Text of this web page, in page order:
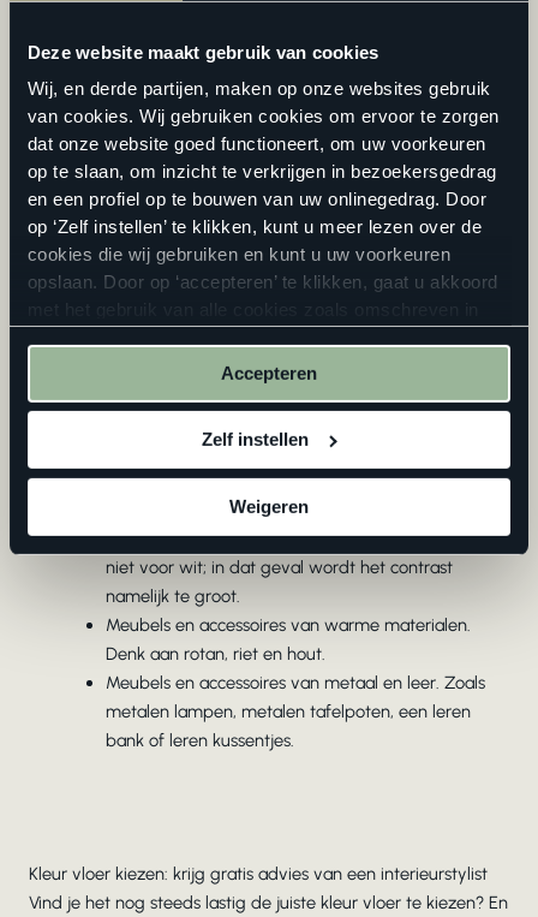
Deze website maakt gebruik van cookies
Wij, en derde partijen, maken op onze websites gebruik
van cookies. Wij gebruiken cookies om ervoor te zorgen
dat onze website goed functioneert, om uw voorkeuren
op te slaan, om inzicht te verkrijgen in bezoekersgedrag
en een profiel op te bouwen van uw onlinegedrag. Door
op ‘Zelf instellen’ te klikken, kunt u meer lezen over de
cookies die wij gebruiken en kunt u uw voorkeuren
opslaan. Door op ‘accepteren’ te klikken, gaat u akkoord
met het gebruik van alle cookies zoals omschreven in
Accepteren
Zelf instellen
Weigeren
aan de rest van je inrichting wat ‘zachter’ te houden. Kies
bijvoorbeeld voor meubels en accessoires van zachte stoffen
en/of geef jouw muren een warm kleurtje.
Tip 5. Kies voor een donkere vloer als je houdt van industrieel
Een donkere vloer kiezen is misschien wat gewaagd. Maar
wandkleuren creëer je een erg stoer, uniek effect. Vooral in
een industrieel interieur komt een donkere vloer mooi tot zijn
recht.
Een donkere vloer combineer je bijvoorbeeld mooi met:
Wat lichtere muren en een licht plafond. Ga hierbij
niet voor wit; in dat geval wordt het contrast
namelijk te groot.
Meubels en accessoires van warme materialen.
Denk aan rotan, riet en hout.
Meubels en accessoires van metaal en leer. Zoals
metalen lampen, metalen tafelpoten, een leren
bank of leren kussentjes.
Kleur vloer kiezen: krijg gratis advies van een interieurstylist
Vind je het nog steeds lastig de juiste kleur vloer te kiezen? En